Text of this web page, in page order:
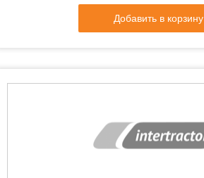
Добавить в корзину